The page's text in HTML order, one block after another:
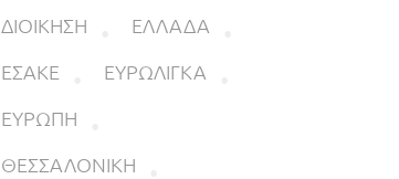
ΔΙΟΙΚΗΣΗ
ΕΛΛΑΔΑ
ΕΣΑΚΕ
ΕΥΡΩΛΙΓΚΑ
ΕΥΡΩΠΗ
ΘΕΣΣΑΛΟΝΙΚΗ